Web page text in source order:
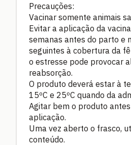
Precauções:
Vacinar somente animais
Evitar a aplicação da
semanas antes do parto e
seguintes à cobertura da
o estresse pode provocar
reabsorção.
O produto deverá estar à
15ºC e 25ºC quando da
Agitar bem o produto
aplicação.
Uma vez aberto o frasco,
conteúdo.